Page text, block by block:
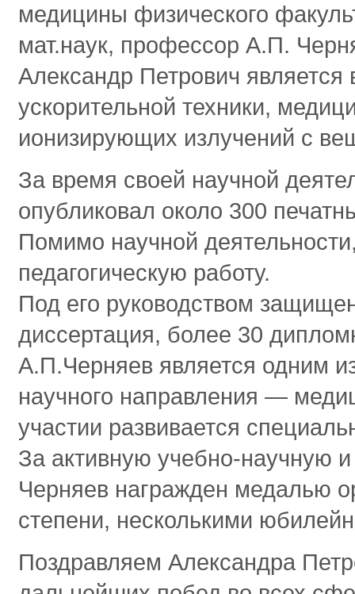
медицины физического
мат.наук, профессор А.П.
Александр Петрович
ускорительной техники,
ионизирующих излучений с
За время своей научной
опубликовал около 300
Помимо научной
педагогическую работу.
Под его руководством
диссертация, более 30
А.П.Черняев является одним
научного направления —
участии развивается
За активную учебно-научную
Черняев награжден медалью
степени, несколькими
Поздравляем Александра